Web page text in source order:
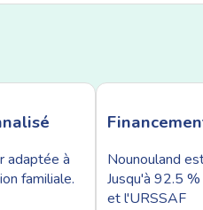
adaptée à
familiale.
Nounouland
Jusqu'à 92.5
et l'URSSAF